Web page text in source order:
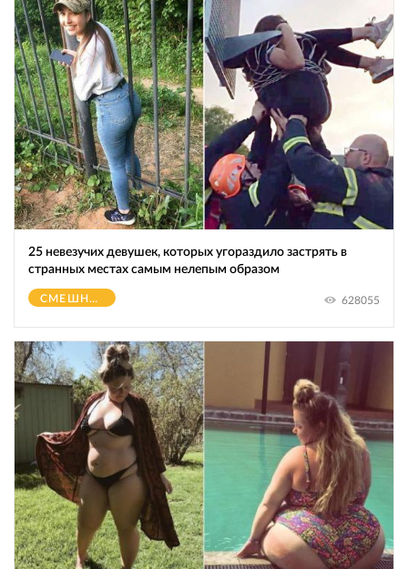
25 невезучих девушек, которых угораздило застрять в
странных местах самым нелепым образом
СМЕШНОЕ 628055